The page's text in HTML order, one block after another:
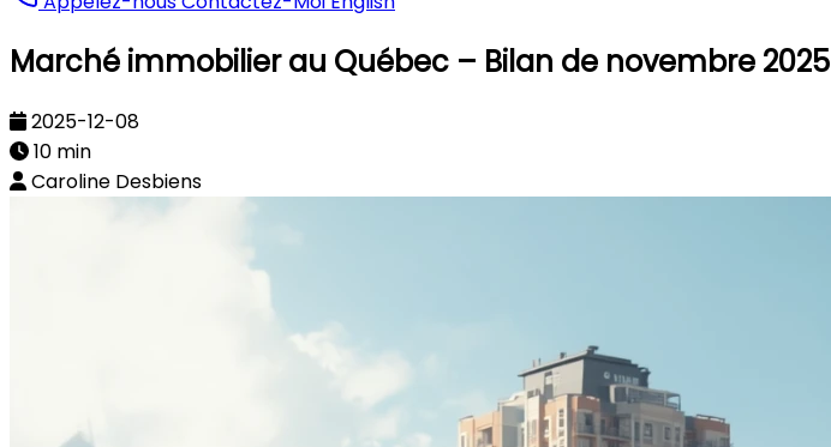
Marché immobilier au Québec – Bilan de novembre 2025
2025-12-08
10 min
Caroline Desbiens